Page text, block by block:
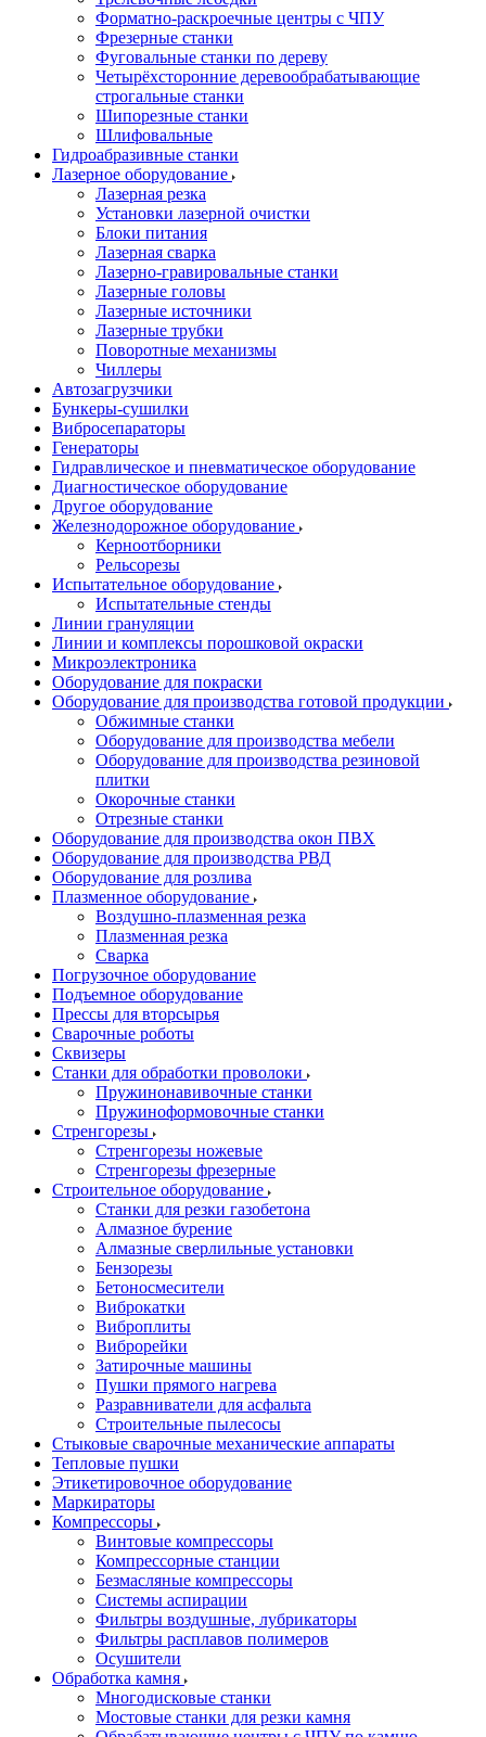
Форматно-раскроечные центры с ЧПУ
Фрезерные станки
Фуговальные станки по дереву
Четырёхсторонние деревообрабатывающие
строгальные станки
Шипорезные станки
Шлифовальные
Гидроабразивные станки
Лазерное оборудование
Лазерная резка
Установки лазерной очистки
Блоки питания
Лазерная сварка
Лазерно-гравировальные станки
Лазерные головы
Лазерные источники
Лазерные трубки
Поворотные механизмы
Чиллеры
Автозагрузчики
Бункеры-сушилки
Вибросепараторы
Генераторы
Гидравлическое и пневматическое оборудование
Диагностическое оборудование
Другое оборудование
Железнодорожное оборудование
Керноотборники
Рельсорезы
Испытательное оборудование
Испытательные стенды
Линии грануляции
Линии и комплексы порошковой окраски
Микроэлектроника
Оборудование для покраски
Оборудование для производства готовой продукции
Обжимные станки
Оборудование для производства мебели
Оборудование для производства резиновой
плитки
Окорочные станки
Отрезные станки
Оборудование для производства окон ПВХ
Оборудование для производства РВД
Оборудование для розлива
Плазменное оборудование
Воздушно-плазменная резка
Плазменная резка
Сварка
Погрузочное оборудование
Подъемное оборудование
Прессы для вторсырья
Сварочные роботы
Сквизеры
Станки для обработки проволоки
Пружинонавивочные станки
Пружиноформовочные станки
Стренгорезы
Стренгорезы ножевые
Стренгорезы фрезерные
Строительное оборудование
Станки для резки газобетона
Алмазное бурение
Алмазные сверлильные установки
Бензорезы
Бетоносмесители
Виброкатки
Виброплиты
Виброрейки
Затирочные машины
Пушки прямого нагрева
Разравниватели для асфальта
Строительные пылесосы
Стыковые сварочные механические аппараты
Тепловые пушки
Этикетировочное оборудование
Маркираторы
Компрессоры
Винтовые компрессоры
Компрессорные станции
Безмасляные компрессоры
Системы аспирации
Фильтры воздушные, лубрикаторы
Фильтры расплавов полимеров
Осушители
Обработка камня
Многодисковые станки
Мостовые станки для резки камня